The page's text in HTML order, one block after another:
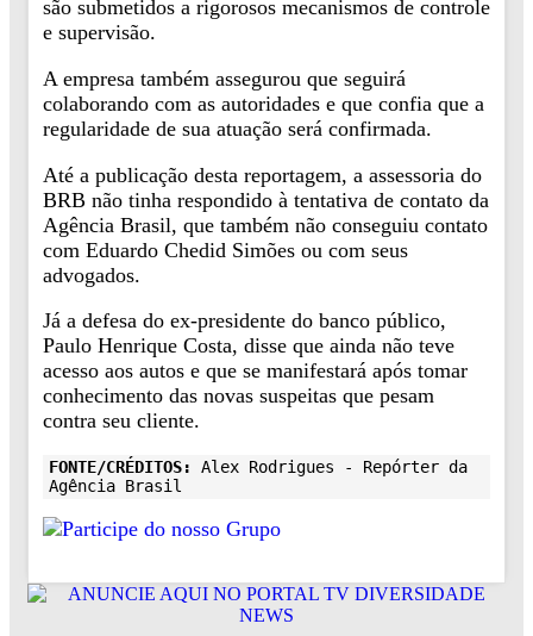
são submetidos a rigorosos mecanismos de controle
e supervisão.
A empresa também assegurou que seguirá
colaborando com as autoridades e que confia que a
regularidade de sua atuação será confirmada.
Até a publicação desta reportagem, a assessoria do
BRB não tinha respondido à tentativa de contato da
Agência Brasil, que também não conseguiu contato
com Eduardo Chedid Simões ou com seus
advogados.
Já a defesa do ex-presidente do banco público,
Paulo Henrique Costa, disse que ainda não teve
acesso aos autos e que se manifestará após tomar
conhecimento das novas suspeitas que pesam
contra seu cliente.
FONTE/CRÉDITOS:
Alex Rodrigues - Repórter da
Agência Brasil